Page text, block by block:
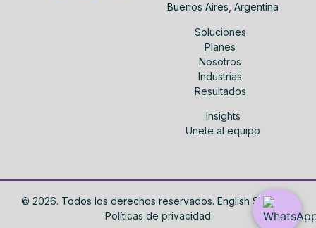
Buenos Aires, Argentina
Soluciones
Planes
Nosotros
Industrias
Resultados
Insights
Unete al equipo
© 2026. Todos los derechos reservados. English Services.
Políticas de privacidad